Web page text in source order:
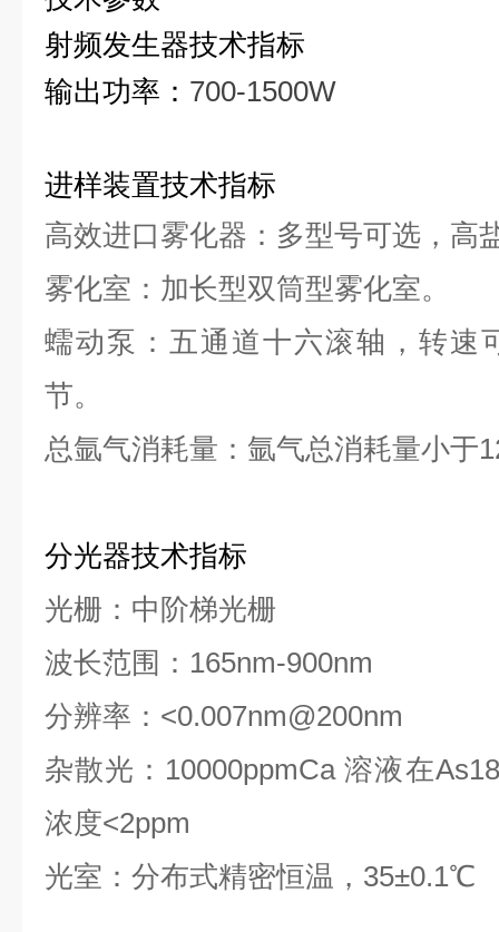
射频发生器技术指标
输出功率： 700-1500W
进样装置技术指标
高效进口雾化器：多型号可选，高
雾化室：加长型双筒型雾化室。
蠕动泵：五通道十六滚轴，转速
节。
总氩气消耗量：氩气总消耗量小于
分光器技术指标
光栅：中阶梯光栅
波长范围：165nm-900nm
分辨率：<0.007nm@200nm
杂散光：10000ppmCa 溶液在
浓度<2ppm
光室：分布式精密恒温，35±0.1℃